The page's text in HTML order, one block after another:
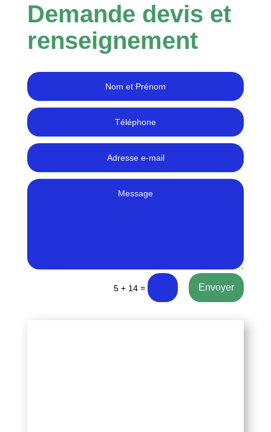
Demande devis et
renseignement
5 + 14 = Envoyer